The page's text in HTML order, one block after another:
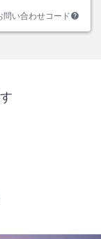
問い合わせコード